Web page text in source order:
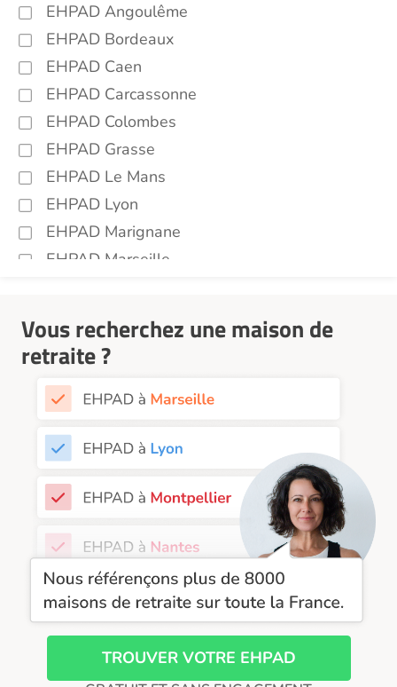
EHPAD Angoulême
EHPAD Bordeaux
EHPAD Caen
EHPAD Carcassonne
EHPAD Colombes
EHPAD Grasse
EHPAD Le Mans
EHPAD Lyon
EHPAD Marignane
EHPAD Marseille
EHPAD Nice
EHPAD Paris
EHPAD Royan
EHPAD Toulouse
EHPAD Tours
EHPAD Troyes
Recherche par ville
Vous recherchez une maison de
retraite ?
TROUVER VOTRE EHPAD